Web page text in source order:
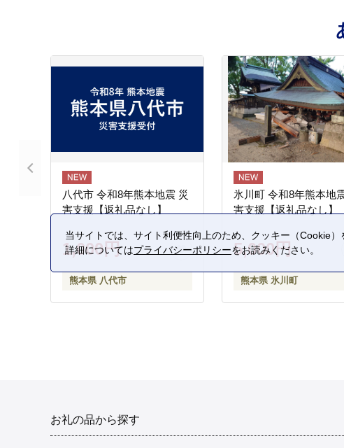
八代市 令和8年熊本地震 災
害支援【返礼品なし】
1,000円
熊本県 八代市
氷川町 令和8年熊本地
害支援【返礼品なし】
5,000円
熊本県 氷川町
お礼の品から探す
当サイトでは、サイト利便性向上のため、クッキー（Cookie
詳細についてはプライバシーポリシーをお読みください。